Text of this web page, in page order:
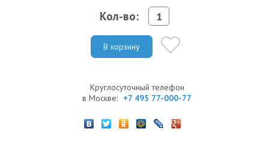
Кол-во:
В корзину
Круглосуточный телефон
в Москве: +7 495 77-000-77